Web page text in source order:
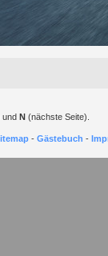
und N (nächste Seite).
- Gästebuch -